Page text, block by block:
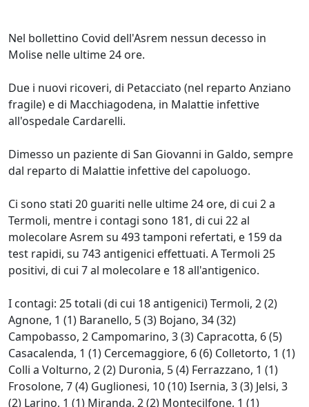
Nel bollettino Covid dell'Asrem nessun decesso in
Molise nelle ultime 24 ore.
Due i nuovi ricoveri, di Petacciato (nel reparto Anziano
fragile) e di Macchiagodena, in Malattie infettive
all'ospedale Cardarelli.
Dimesso un paziente di San Giovanni in Galdo, sempre
dal reparto di Malattie infettive del capoluogo.
Ci sono stati 20 guariti nelle ultime 24 ore, di cui 2 a
Termoli, mentre i contagi sono 181, di cui 22 al
molecolare Asrem su 493 tamponi refertati, e 159 da
test rapidi, su 743 antigenici effettuati. A Termoli 25
positivi, di cui 7 al molecolare e 18 all'antigenico.
I contagi: 25 totali (di cui 18 antigenici) Termoli, 2 (2)
Agnone, 1 (1) Baranello, 5 (3) Bojano, 34 (32)
Campobasso, 2 Campomarino, 3 (3) Capracotta, 6 (5)
Casacalenda, 1 (1) Cercemaggiore, 6 (6) Colletorto, 1 (1)
Colli a Volturno, 2 (2) Duronia, 5 (4) Ferrazzano, 1 (1)
Frosolone, 7 (4) Guglionesi, 10 (10) Isernia, 3 (3) Jelsi, 3
(2) Larino, 1 (1) Miranda, 2 (2) Montecilfone, 1 (1)